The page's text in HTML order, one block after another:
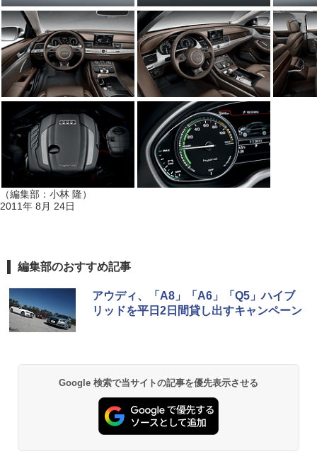
（編集部：小林 隆）
2011年 8月 24日
編集部のおすすめ記事
アウディ、「A8」「A6」「Q5」ハイブ
リッドを平日2日間貸し出すキャンペーン
Google 検索で当サイトの記事を優先表示させる